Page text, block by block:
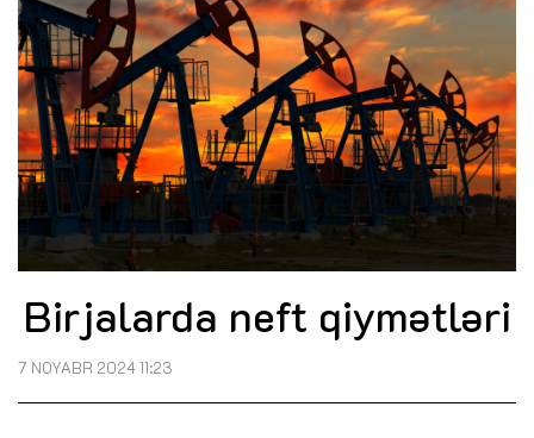
Birjalarda neft qiymətləri
7 NOYABR 2024 11:23